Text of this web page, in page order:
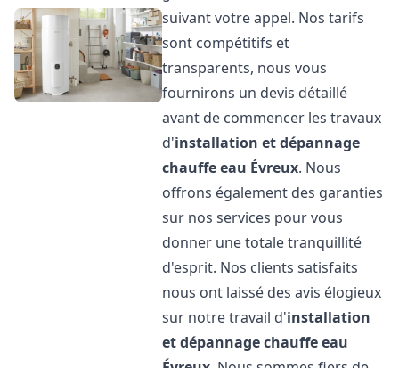
suivant votre appel. Nos tarifs
sont compétitifs et
transparents, nous vous
fournirons un devis détaillé
avant de commencer les travaux
d'installation et dépannage
chauffe eau Évreux. Nous
offrons également des garanties
sur nos services pour vous
donner une totale tranquillité
d'esprit. Nos clients satisfaits
nous ont laissé des avis élogieux
sur notre travail d'installation
et dépannage chauffe eau